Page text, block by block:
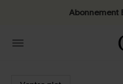
Abonnement